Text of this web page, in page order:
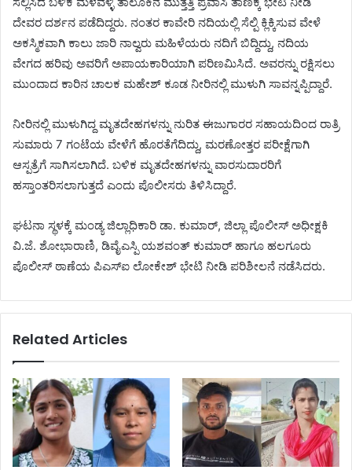
ದೇವರ ದರ್ಶನ ಪಡೆದಿದ್ದರು. ನಂತರ ಕಾವೇರಿ ನದಿಯಲ್ಲಿ ಸೆಲ್ಪಿ ಕ್ಲಿಕ್ಕಿಸುವ ವೇಳೆ
ಅಕಸ್ಮಿಕವಾಗಿ ಕಾಲು ಜಾರಿ ನಾಲ್ವರು ಮಹಿಳೆಯರು ನದಿಗೆ ಬಿದ್ದಿದ್ದು, ನದಿಯ
ವೇಗದ ಹರಿವು ಅವರಿಗೆ ಅಪಾಯಕಾರಿಯಾಗಿ ಪರಿಣಮಿಸಿದೆ. ಅವರನ್ನು ರಕ್ಷಿಸಲು
ಮುಂದಾದ ಕಾರಿನ ಚಾಲಕ ಮಹೇಶ್ ಕೂಡ ನೀರಿನಲ್ಲಿ ಮುಳುಗಿ ಸಾವನ್ನಪ್ಪಿದ್ದಾರೆ.
ನೀರಿನಲ್ಲಿ ಮುಳುಗಿದ್ದ ಮೃತದೇಹಗಳನ್ನು ನುರಿತ ಈಜುಗಾರರ ಸಹಾಯದಿಂದ ರಾತ್ರಿ
ಸುಮಾರು 7 ಗಂಟೆಯ ವೇಳೆಗೆ ಹೊರತೆಗೆದಿದ್ದು, ಮರಣೋತ್ತರ ಪರೀಕ್ಷೆಗಾಗಿ
ಆಸ್ಪತ್ರೆಗೆ ಸಾಗಿಸಲಾಗಿದೆ. ಬಳಿಕ ಮೃತದೇಹಗಳನ್ನು ವಾರಸುದಾರರಿಗೆ
ಹಸ್ತಾಂತರಿಸಲಾಗುತ್ತದೆ ಎಂದು ಪೊಲೀಸರು ತಿಳಿಸಿದ್ದಾರೆ.
ಘಟನಾ ಸ್ಥಳಕ್ಕೆ ಮಂಡ್ಯ ಜಿಲ್ಲಾಧಿಕಾರಿ ಡಾ. ಕುಮಾರ್, ಜಿಲ್ಲಾ ಪೊಲೀಸ್ ಅಧೀಕ್ಷಕಿ
ವಿ.ಜೆ. ಶೋಭಾರಾಣಿ, ಡಿವೈಎಸ್ಪಿ ಯಶವಂತ್ ಕುಮಾರ್ ಹಾಗೂ ಹಲಗೂರು
ಪೊಲೀಸ್ ಠಾಣೆಯ ಪಿಎಸ್‌ಐ ಲೋಕೇಶ್ ಭೇಟಿ ನೀಡಿ ಪರಿಶೀಲನೆ ನಡೆಸಿದರು.
Related Articles